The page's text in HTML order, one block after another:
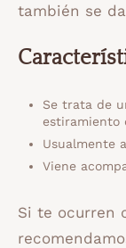
también se
Se trata de
estiramiento
Usualmente
Viene
Si te ocurren